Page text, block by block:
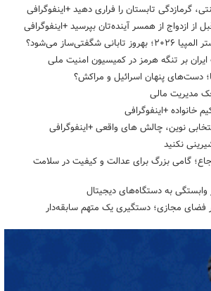
گرمازدگی تابستان را فراری دهید +اینفوگرافی
شگفتی‌ساز می‌شود؟
بر تنگه هرمز در کمیسیون امنیت ملی
دست‌های پنهان اسرائیل و مراکش؟
مدیریت مالی
خانواده +اینفوگرافی
نوین، چالش های واقعی +اینفوگرافی
نکنید
گامی بزرگ برای عدالت و کیفیت در سلامت
به دستگاه‌های دیجیتال
مجازی؛ دستگیری یک متهم سابقه‌دار